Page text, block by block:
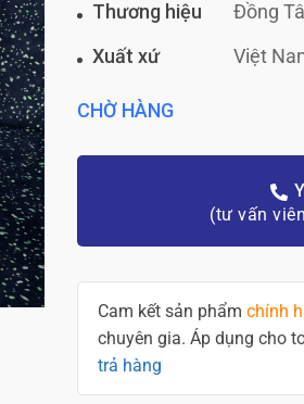
Thương hiệu
Đồng
Xuất xứ
Việt
CHỜ HÀNG
(tư vấn
Cam kết sản phẩm chính
chuyên gia. Áp dụng cho
trả hàng